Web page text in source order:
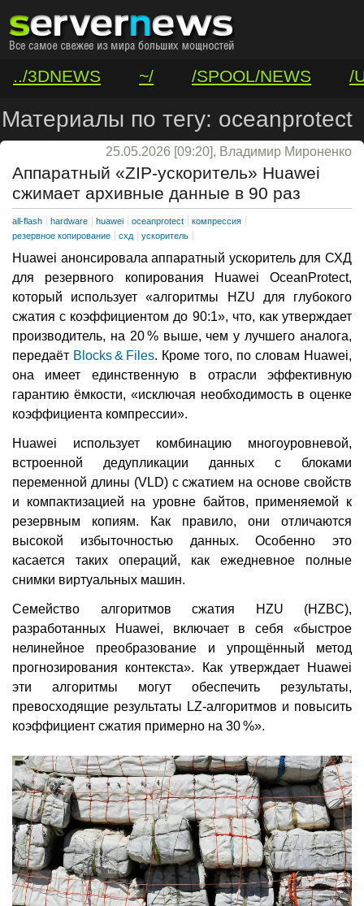
../3DNEWS ~/ /SPOOL/NEWS
/
/VAR/CONTACT
Материалы по тегу: oceanprotect
25.05.2026 [09:20], Владимир Мироненко
Аппаратный «ZIP-ускоритель» Huawei
сжимает архивные данные в 90 раз
all-flash hardware huawei oceanprotect
компрессия
резервное копирование
схд ускоритель
Huawei анонсировала аппаратный ускоритель для СХД
для резервного копирования Huawei OceanProtect,
который использует «алгоритмы HZU для глубокого
сжатия с коэффициентом до 90:1», что, как утверждает
производитель, на 20 % выше, чем у лучшего аналога,
передаёт Blocks & Files. Кроме того, по словам Huawei,
она имеет единственную в отрасли эффективную
гарантию ёмкости, «исключая необходимость в оценке
коэффициента компрессии».
Huawei использует комбинацию многоуровневой,
встроенной дедупликации данных с блоками
переменной длины (VLD) с сжатием на основе свойств
и компактизацией на уровне байтов, применяемой к
резервным копиям. Как правило, они отличаются
высокой избыточностью данных. Особенно это
касается таких операций, как ежедневное полные
снимки виртуальных машин.
Семейство алгоритмов сжатия HZU (HZBC),
разработанных Huawei, включает в себя «быстрое
нелинейное преобразование и упрощённый метод
прогнозирования контекста». Как утверждает Huawei
эти алгоритмы могут обеспечить результаты,
превосходящие результаты LZ-алгоритмов и повысить
коэффициент сжатия примерно на 30 %».